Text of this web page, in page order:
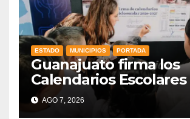
ESTADO MUNICIPIOS PORTADA
Guanajuato firma los
Calendarios Escolares
2027: iniciarán el 31 de
de 2026 y concluirán el
AGO 7, 2026